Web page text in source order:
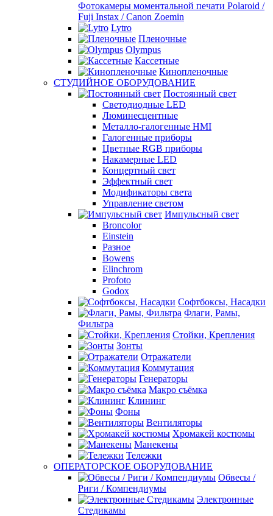
Фотокамеры моментальной печати Polaroid /
Fuji Instax / Canon Zoemin
Lytro
Пленочные
Olympus
Кассетные
Кинопленочные
СТУДИЙНОЕ ОБОРУДОВАНИЕ
Постоянный свет
Светодиодные LED
Люминесцентные
Металло-галогенные HMI
Галогенные приборы
Цветные RGB приборы
Накамерные LED
Концертный свет
Эффектный свет
Модификаторы света
Управление светом
Импульсный свет
Broncolor
Einstein
Разное
Bowens
Elinchrom
Profoto
Godox
Софтбоксы, Насадки
Флаги, Рамы,
Фильтра
Стойки, Крепления
Зонты
Отражатели
Коммутация
Генераторы
Макро съёмка
Клининг
Фоны
Вентиляторы
Хромакей костюмы
Манекены
Тележки
ОПЕРАТОРСКОЕ ОБОРУДОВАНИЕ
Обвесы /
Риги / Компендиумы
Электронные
Стедикамы